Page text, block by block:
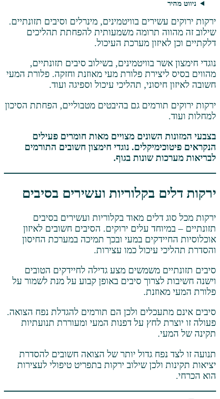
בוויטמינים, מינרלים וסיבים תזונתיים.
תרומה משמעותית להפחתת תהליכים
מערכת העיכול.
בוויטמינים, בשילוב סיבים תזונתיים,
פלורת מעי מאוזנת וחזקה. פלורת המעי
תהליכי עיכול וספיגה ועוד.
גם בהיבטים מטבוליים, הפחתת הסיכון
השונים מצויים מאות חומרים פעילים
נוגדי חימצון חשובים התורמים
שונות בגוף.
בקלוריות ועשירים בסיבים
מאוד בקלוריות ועשירים בסיבים
עלים ירוקים. הסיבים חשובים לאיזון
במעי ובכך תמיכה במערכת החיסון
עיכול כמו עצירות.
משמשים מצע גדילה לחיידקים הטובים
סיבים באופן קבוע על מנת לשמור על
ולכן הם תורמים להגדלת נפח הצואה.
לחץ על דפנות המעי ומעוררת תנועתיות
גדול יותר של הצואה חשובים להסדרת
שילוב ירקות בתפריט טיפולי לעצירות